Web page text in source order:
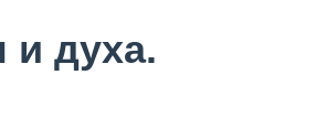
духа.